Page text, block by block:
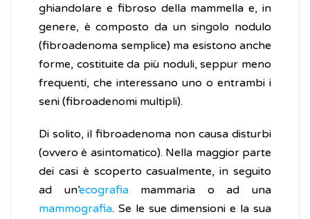
ghiandolare e fibroso della mammella e, in
genere, è composto da un singolo nodulo
(fibroadenoma semplice) ma esistono anche
forme, costituite da più noduli, seppur meno
frequenti, che interessano uno o entrambi i
seni (fibroadenomi multipli).
Di solito, il fibroadenoma non causa disturbi
(ovvero è asintomatico). Nella maggior parte
dei casi è scoperto casualmente, in seguito
ad un’ecografiamammaria o ad una
mammografia. Se le sue dimensioni e la sua